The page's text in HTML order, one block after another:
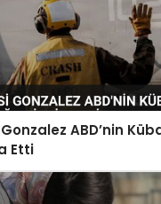
ABD’nin
Etti